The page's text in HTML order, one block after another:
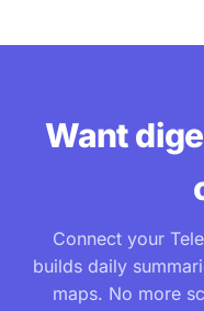
Want
Connect your
builds daily
maps. No more